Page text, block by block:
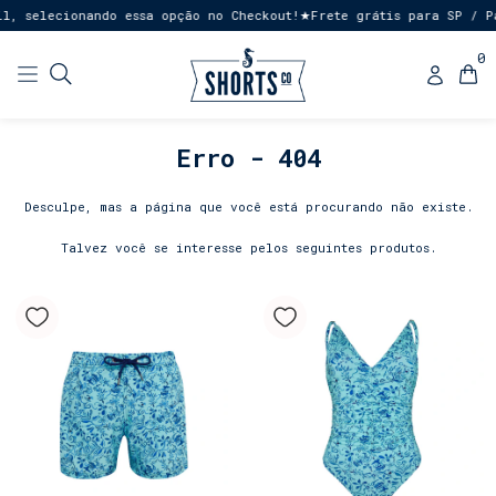
essa opção no Checkout!★Frete grátis para SP /
0
Erro - 404
Desculpe, mas a página que você está procurando não existe.
Talvez você se interesse pelos seguintes produtos.